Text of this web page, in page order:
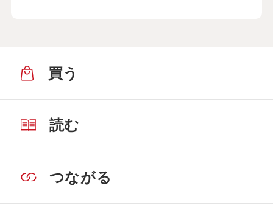
買う
読む
つながる